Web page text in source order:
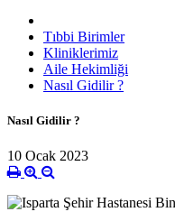
Tıbbi Birimler
Kliniklerimiz
Aile Hekimliği
Nasıl Gidilir ?
Nasıl Gidilir ?
10 Ocak 2023